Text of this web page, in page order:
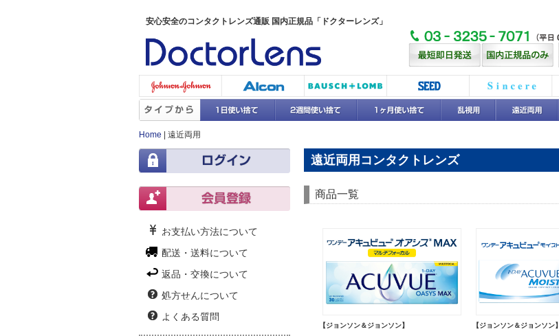
安心安全のコンタクトレンズ通販 国内正規品「ドクターレンズ」
Home 遠近両用
お支払い方法について
配送・送料について
返品・交換について
処方せんについて
よくある質問
遠近両用コンタクトレンズ
商品一覧
【ジョンソン＆ジョンソン】 【ジョンソン＆ジョンソン】